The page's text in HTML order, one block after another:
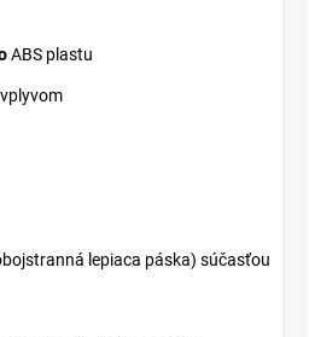
ABS plastu
lepiaca páska) súčasťou